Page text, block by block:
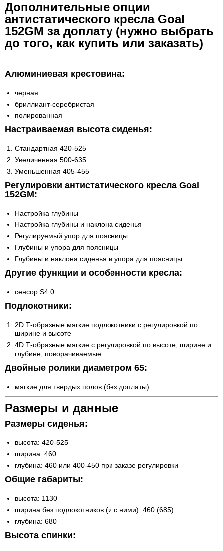
Дополнительные опции
антистатического кресла Goal
152GM за доплату (нужно выбрать
до того, как купить или заказать)
Алюминиевая крестовина:
черная
бриллиант-серебристая
полированная
Настраиваемая высота сиденья:
Стандартная 420-525
Увеличенная 500-635
Уменьшенная 405-455
Регулировки антистатического кресла Goal
152GM:
Настройка глубины
Настройка глубины и наклона сиденья
Регулируемый упор для поясницы
Глубины и упора для поясницы
Глубины и наклона сиденья и упора для поясницы
Другие функции и особенности кресла:
сенсор S4.0
Подлокотники:
2D Т-образные мягкие подлокотники с регулировкой по
ширине и высоте
4D Т-образные мягкие с регулировкой по высоте, ширине и
глубине, поворачиваемые
Двойные ролики диаметром 65:
мягкие для твердых полов (без доплаты)
Размеры и данные
Размеры сиденья:
высота: 420-525
ширина: 460
глубина: 460 или 400-450 при заказе регулировки
Общие габариты:
высота: 1130
ширина без подлокотников (и с ними): 460 (685)
глубина: 680
Высота спинки: